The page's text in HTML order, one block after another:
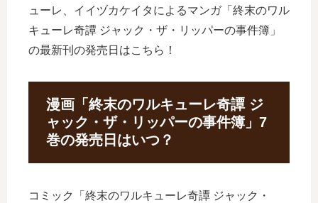
ューレ、イイヅカケイタによるマンガ「終末のワル
キューレ奇譚 ジャック・ザ・リッパーの事件簿」
の最新刊の発売日はこちら！
漫画「終末のワルキューレ奇譚 ジ
ャック・ザ・リッパーの事件簿」7
巻の発売日はいつ？
コミック「終末のワルキューレ奇譚 ジャック・